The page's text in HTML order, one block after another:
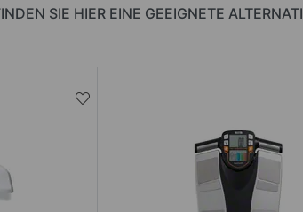
SIE HIER EINE GEEIGNETE